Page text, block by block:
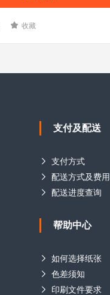
收藏
支付及配送
支付方式
配送方式及费用
配送进度查询
帮助中心
如何选择纸张
色差须知
印刷文件要求